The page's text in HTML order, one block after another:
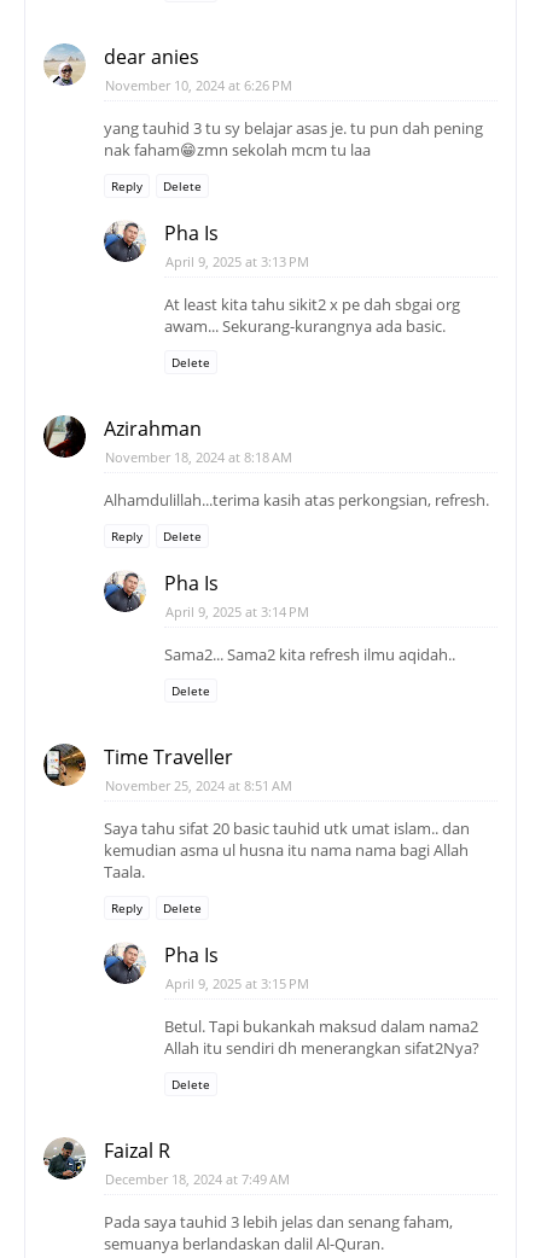
dear anies
November 10, 2024 at 6:26 PM
yang tauhid 3 tu sy belajar asas je. tu pun dah pening
nak faham😁zmn sekolah mcm tu laa
Reply Delete
Pha Is
April 9, 2025 at 3:13 PM
At least kita tahu sikit2 x pe dah sbgai org
awam... Sekurang-kurangnya ada basic.
Delete
Azirahman
November 18, 2024 at 8:18 AM
Alhamdulillah...terima kasih atas perkongsian, refresh.
Reply Delete
Pha Is
April 9, 2025 at 3:14 PM
Sama2... Sama2 kita refresh ilmu aqidah..
Delete
Time Traveller
November 25, 2024 at 8:51 AM
Saya tahu sifat 20 basic tauhid utk umat islam.. dan
kemudian asma ul husna itu nama nama bagi Allah
Taala.
Reply Delete
Pha Is
April 9, 2025 at 3:15 PM
Betul. Tapi bukankah maksud dalam nama2
Allah itu sendiri dh menerangkan sifat2Nya?
Delete
Faizal R
December 18, 2024 at 7:49 AM
Pada saya tauhid 3 lebih jelas dan senang faham,
semuanya berlandaskan dalil Al-Quran.